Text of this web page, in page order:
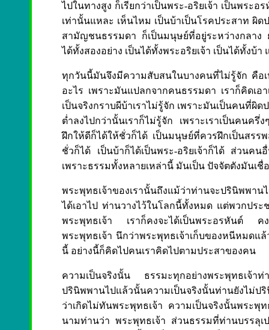
ไปในทางสูง ก็เรียกว่าเป็นพระ-อริยเจ้า เป็นพระ
เท่านั้นแหละ เห็นไหม เป็นบ้าเป็นโรคประสาท ผิ
สามัญชนธรรมดา ก็เป็นมนุษย์ที่อยู่ระหว่างกลาง
ได้ทั้งสองอย่าง เป็นได้ทั้งพระอริยเจ้า เป็นได้ทั้งบ้
ทุกวันนี้มันจึงมีความสับสนในบางคนที่ไม่รู้จัก คือ
อะไร เพราะมันแปลกจากคนธรรมดา เราก็คิดเ
เป็นจริงกราบผีบ้าเราไม่รู้จัก เพราะมันเป็นคนที่ผิด
ต่ำลงไปกว่านั้นเราก็ไม่รู้จัก เพราะเราเป็นคนค
ฝึกให้ดีก็ได้ให้ชั่วก็ได้ เป็นมนุษย์ที่ควรฝึกเป็นสรร
ชั่วก็ได้ เป็นบ้าก็ได้เป็นพระ-อริยเจ้าก็ได้ ส่วนค
เพราะธรรมทั้งหลายเหล่านี้ มันเป็น ปัจจัตตังมันเชื่
พระพุทธเจ้าของเรานั้นถึงแม้ว่าท่านจะปรินิพพา
ได้เอาไป ท่านวางไว้ในโลกนี้ทั้งหมด แต่พวกปร
พระพุทธเจ้า เราก็คงจะได้เป็นพระอรหันต์
พระพุทธเจ้า นึกว่าพระพุทธเจ้าเก็บของหนีหมดแ
นี้ อย่างนี้ก็คิดไปคนเราคิดไปตามประสาของคน
ความเป็นจริงนั้น ธรรมะทุกอย่างพระพุทธเจ้า
ปรินิพพานไปแล้วนั้นความเป็นจริงนั้นท่านยังไม่ป
ว่าเกิดไม่ทันพระพุทธเจ้า ความเป็นจริงนั้นพระพุ
นามท่านว่า พระพุทธเจ้า ส่วนธรรมที่ท่านบรรลุเ